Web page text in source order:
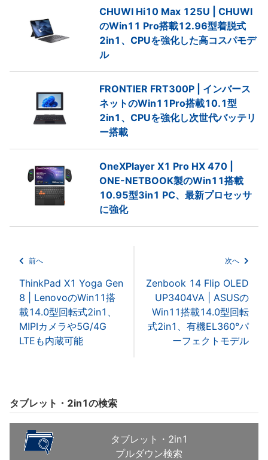
CHUWI Hi10 Max 125U | CHUWI
のWin11 Pro搭載12.96型着脱式
2in1、CPUを強化した高コスパモデ
ル
FRONTIER FRT300P | インバース
ネットのWin11Pro搭載10.1型
2in1、CPUを強化し次世代バッテリ
ー搭載
OneXPlayer X1 Pro HX 470 |
ONE-NETBOOK製のWin11搭載
10.95型3in1 PC、最新プロセッサ
に強化
前へ
ThinkPad X1 Yoga Gen
8 | LenovoのWin11搭
載14.0型回転式2in1、
MIPIカメラや5G/4G
LTEも内蔵可能
次へ
Zenbook 14 Flip OLED
UP3404VA | ASUSの
Win11搭載14.0型回転
式2in1、有機EL360°パ
ーフェクトモデル
タブレット・2in1の検索
タブレット・2in1
プルダウン検索